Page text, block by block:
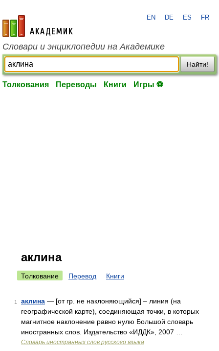
academic.ru
EN DE ES FR
Словари и энциклопедии на Академике
Найти!
Толкования Переводы Книги Игры ⚽
аклина
Толкование Перевод Книги
1 аклина — [от гр. не наклоняющийся] – линия (на
географической карте), соединяющая точки, в которых
магнитное наклонение равно нулю Большой словарь
иностранных слов. Издательство «ИДДК», 2007 …
Словарь иностранных слов русского языка